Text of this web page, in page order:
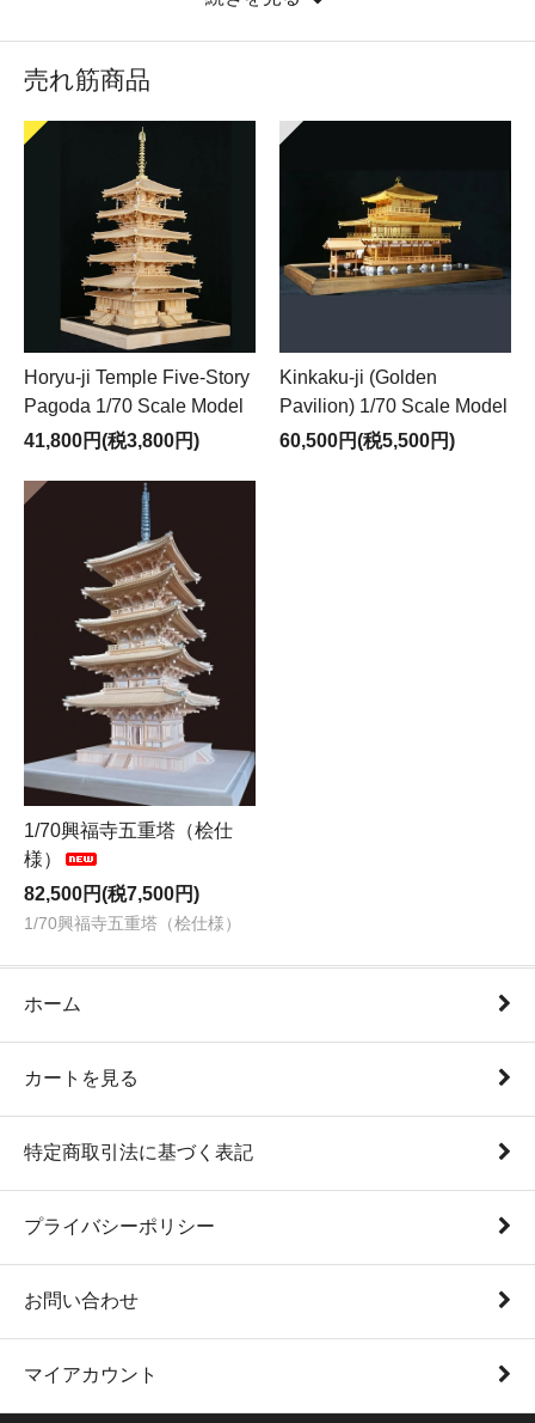
売れ筋商品
Horyu-ji Temple Five-Story
Pagoda 1/70 Scale Model
41,800円(税3,800円)
Kinkaku-ji (Golden
Pavilion) 1/70 Scale Model
60,500円(税5,500円)
1/70興福寺五重塔（桧仕
様）
82,500円(税7,500円)
1/70興福寺五重塔（桧仕様）
ホーム
カートを見る
特定商取引法に基づく表記
プライバシーポリシー
お問い合わせ
マイアカウント